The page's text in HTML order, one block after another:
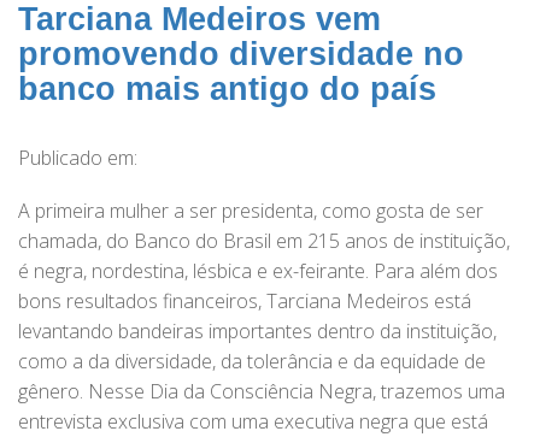
Tarciana Medeiros vem
promovendo diversidade no
banco mais antigo do país
Publicado em:
A primeira mulher a ser presidenta, como gosta de ser
chamada, do Banco do Brasil em 215 anos de instituição,
é negra, nordestina, lésbica e ex-feirante. Para além dos
bons resultados financeiros, Tarciana Medeiros está
levantando bandeiras importantes dentro da instituição,
como a da diversidade, da tolerância e da equidade de
gênero. Nesse Dia da Consciência Negra, trazemos uma
entrevista exclusiva com uma executiva negra que está